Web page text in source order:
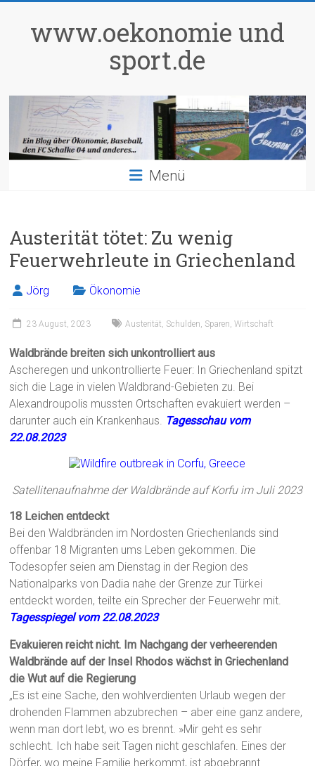
springenwww.oekonomie und
sport.de
Menü
Austerität tötet: Zu wenig
Feuerwehrleute in Griechenland
Jörg Ökonomie
23 August, 2023 Austerität, Schulden, Sparen,Wirtschaft
Waldbrände breiten sich unkontrolliert aus
Ascheregen und unkontrollierte Feuer: In Griechenland spitzt
sich die Lage in vielen Waldbrand-Gebieten zu. Bei
Alexandroupolis mussten Ortschaften evakuiert werden –
darunter auch ein Krankenhaus. Tagesschau vom
22.08.2023
Satellitenaufnahme der Waldbrände auf Korfu im Juli 2023
18 Leichen entdeckt
Bei den Waldbränden im Nordosten Griechenlands sind
offenbar 18 Migranten ums Leben gekommen. Die
Todesopfer seien am Dienstag in der Region des
Nationalparks von Dadia nahe der Grenze zur Türkei
entdeckt worden, teilte ein Sprecher der Feuerwehr mit.
Tagesspiegel vom 22.08.2023
Evakuieren reicht nicht. Im Nachgang der verheerenden
Waldbrände auf der Insel Rhodos wächst in Griechenland
die Wut auf die Regierung
„Es ist eine Sache, den wohlverdienten Urlaub wegen der
drohenden Flammen abzubrechen – aber eine ganz andere,
wenn man dort lebt, wo es brennt. »Mir geht es sehr
schlecht. Ich habe seit Tagen nicht geschlafen. Eines der
Dörfer, wo meine Familie herkommt, ist abgebrannt.